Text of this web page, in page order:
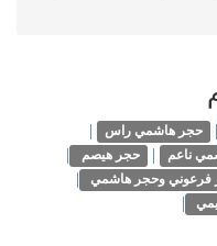
| حجر هاشمي راس |
ناعم | حجر هيصم |
فرعوني وحجر هاشمي |
|